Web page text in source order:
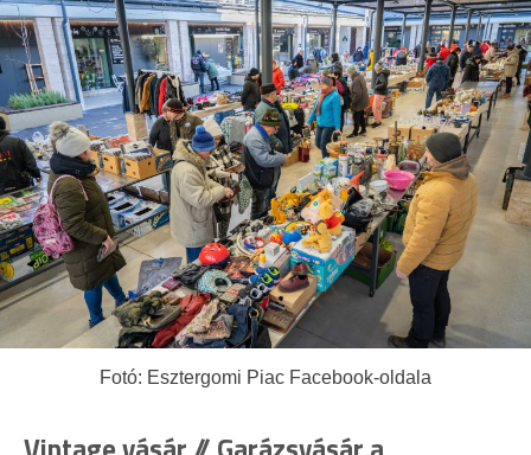
Fotó: Esztergomi Piac Facebook-oldala